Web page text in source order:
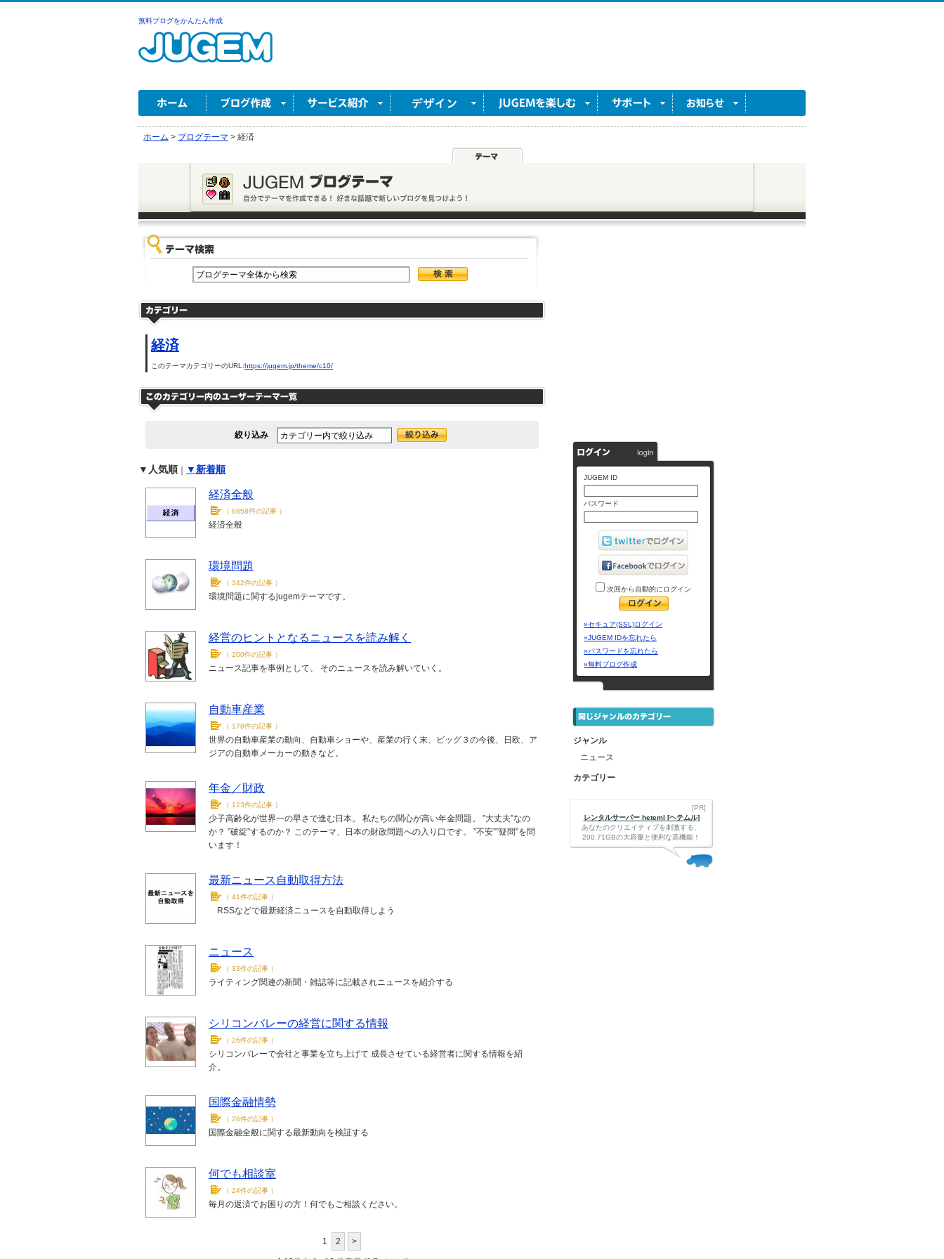
無料ブログをかんたん作成
ホーム > ブログテーマ > 経済
経済
このテーマカテゴリーのURL:https://jugem.jp/theme/c10/
絞り込み
▼人気順 ▼新着順
経済全般
（ 6858件の記事 ）
経済全般
環境問題
（ 342件の記事 ）
環境問題に関するjugemテーマです。
経営のヒントとなるニュースを読み解く
（ 200件の記事 ）
ニュース記事を事例として、 そのニュースを読み解いていく。
自動車産業
（ 178件の記事 ）
世界の自動車産業の動向、自動車ショーや、産業の行く末、ビッグ３の今後、日欧、ア
ジアの自動車メーカーの動きなど。
年金／財政
（ 123件の記事 ）
少子高齢化が世界一の早さで進む日本。 私たちの関心が高い年金問題。 ”大丈夫”なの
か？ ”破綻”するのか？ このテーマ、日本の財政問題への入り口です。 ”不安””疑問”を問
います！
最新ニュース自動取得方法
（ 41件の記事 ）
RSSなどで最新経済ニュースを自動取得しよう
ニュース
（ 33件の記事 ）
ライティング関連の新聞・雑誌等に記載されニュースを紹介する
シリコンバレーの経営に関する情報
（ 26件の記事 ）
シリコンバレーで会社と事業を立ち上げて 成長させている経営者に関する情報を紹
介。
国際金融情勢
（ 26件の記事 ）
国際金融全般に関する最新動向を検証する
何でも相談室
（ 24件の記事 ）
毎月の返済でお困りの方！何でもご相談ください。
1 2 >
JUGEM ID
パスワード
次回から自動的にログイン
»セキュア(SSL)ログイン
»JUGEM IDを忘れたら
»パスワードを忘れたら
»無料ブログ作成
ジャンル
ニュース
カテゴリー
[PR]
レンタルサーバー heteml [ヘテムル]
あなたのクリエイティブを刺激する、
200.71GBの大容量と便利な高機能！